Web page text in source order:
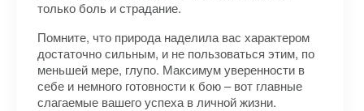
только боль и страдание.
Помните, что природа наделила вас характером
достаточно сильным, и не пользоваться этим, по
меньшей мере, глупо. Максимум уверенности в
себе и немного готовности к бою – вот главные
слагаемые вашего успеха в личной жизни.